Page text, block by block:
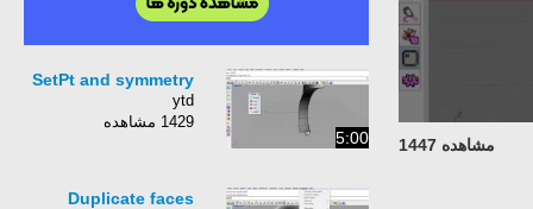
مشاهده 1447 5:00
SetPt and symmetry
ytd
1429 مشاهده
Duplicate faces